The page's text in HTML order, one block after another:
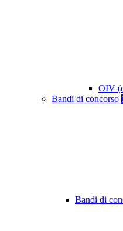
OIV
Bandi di concorso
Bandi di